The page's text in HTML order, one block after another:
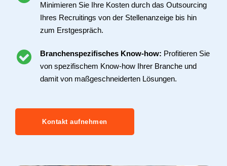
Minimieren Sie Ihre Kosten durch das Outsourcing
Ihres Recruitings von der Stellenanzeige bis hin
zum Erstgespräch.
Branchenspezifisches Know-how: Profitieren Sie
von spezifischem Know-how Ihrer Branche und
damit von maßgeschneiderten Lösungen.
Kontakt aufnehmen